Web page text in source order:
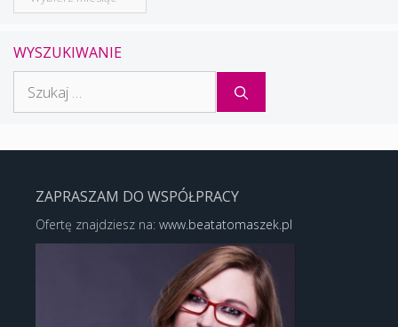
WYSZUKIWANIE
ZAPRASZAM DO WSPÓŁPRACY
Ofertę znajdziesz na: www.beatatomaszek.pl